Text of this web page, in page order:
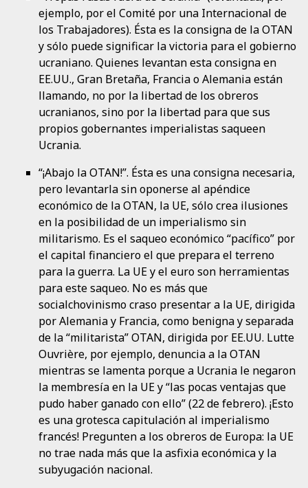
ejemplo, por el Comité por una Internacional de
los Trabajadores). Ésta es la consigna de la OTAN
y sólo puede significar la victoria para el gobierno
ucraniano. Quienes levantan esta consigna en
EE.UU., Gran Bretaña, Francia o Alemania están
llamando, no por la libertad de los obreros
ucranianos, sino por la libertad para que sus
propios gobernantes imperialistas saqueen
Ucrania.
“¡Abajo la OTAN!”. Ésta es una consigna necesaria,
pero levantarla sin oponerse al apéndice
económico de la OTAN, la UE, sólo crea ilusiones
en la posibilidad de un imperialismo sin
militarismo. Es el saqueo económico “pacífico” por
el capital financiero el que prepara el terreno
para la guerra. La UE y el euro son herramientas
para este saqueo. No es más que
socialchovinismo craso presentar a la UE, dirigida
por Alemania y Francia, como benigna y separada
de la “militarista” OTAN, dirigida por EE.UU. Lutte
Ouvrière, por ejemplo, denuncia a la OTAN
mientras se lamenta porque a Ucrania le negaron
la membresía en la UE y “las pocas ventajas que
pudo haber ganado con ello” (22 de febrero). ¡Esto
es una grotesca capitulación al imperialismo
francés! Pregunten a los obreros de Europa: la UE
no trae nada más que la asfixia económica y la
subyugación nacional.